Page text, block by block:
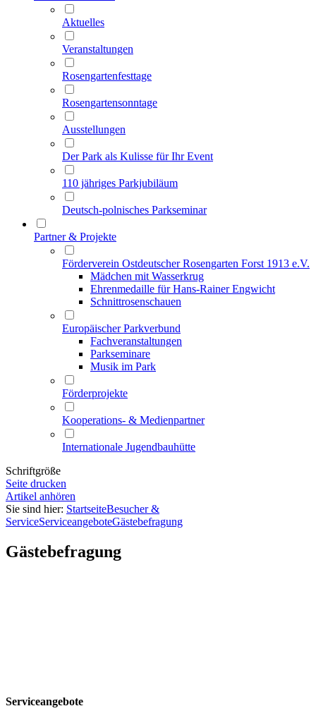
Aktuelles
Veranstaltungen
Rosengartenfesttage
Rosengartensonntage
Ausstellungen
Der Park als Kulisse für Ihr Event
110 jähriges Parkjubiläum
Deutsch-polnisches Parkseminar
Partner & Projekte
Förderverein Ostdeutscher Rosengarten Forst 1913 e.V.
Mädchen mit Wasserkrug
Ehrenmedaille für Hans-Rainer Engwicht
Schnittrosenschauen
Europäischer Parkverbund
Fachveranstaltungen
Parkseminare
Musik im Park
Förderprojekte
Kooperations- & Medienpartner
Internationale Jugendbauhütte
Schriftgröße
Seite drucken
Artikel anhören
Sie sind hier: StartseiteBesucher &
ServiceServiceangeboteGästebefragung
Gästebefragung
Serviceangebote